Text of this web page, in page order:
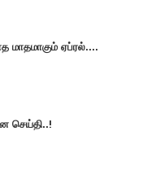
மாதமாகும் ஏப்ரல்....
செய்தி..!